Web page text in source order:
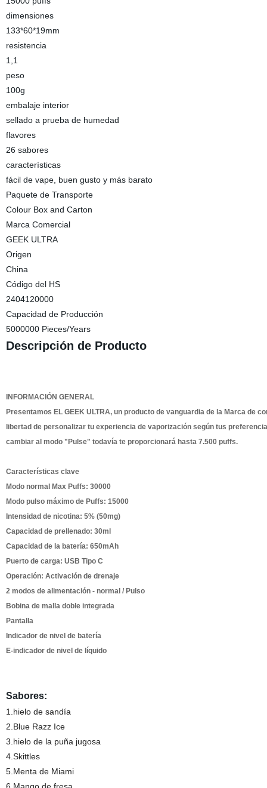
dimensiones
133*60*19mm
resistencia
1,1
peso
100g
embalaje interior
sellado a prueba de humedad
flavores
26 sabores
características
fácil de vape, buen gusto y más barato
Paquete de Transporte
Colour Box and Carton
Marca Comercial
GEEK ULTRA
Origen
China
Código del HS
2404120000
Capacidad de Producción
5000000 Pieces/Years
Descripción de Producto
INFORMACIÓN GENERAL
Presentamos EL GEEK ULTRA, un producto de vanguardia de la Marca de
libertad de personalizar tu experiencia de vaporización según tus
cambiar al modo "Pulse" todavía te proporcionará hasta 7.500 puffs.
Características clave
Modo normal Max Puffs: 30000
Modo pulso máximo de Puffs: 15000
Intensidad de nicotina: 5% (50mg)
Capacidad de prellenado: 30ml
Capacidad de la batería: 650mAh
Puerto de carga: USB Tipo C
Operación: Activación de drenaje
2 modos de alimentación - normal / Pulso
Bobina de malla doble integrada
Pantalla
Indicador de nivel de batería
E-indicador de nivel de líquido
Sabores:
1.hielo de sandía
2.Blue Razz Ice
3.hielo de la puña jugosa
4.Skittles
5.Menta de Miami